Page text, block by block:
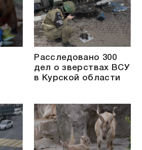
Расследовано 300
дел о зверствах ВСУ
в Курской области